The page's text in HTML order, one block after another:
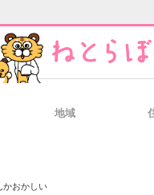
地域
かおかしい